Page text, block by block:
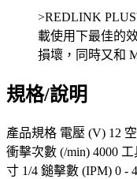
>REDLINK
載使用下最佳的
損壞，同時又和
規格/說明
產品規格 電壓 (V) 12
衝擊次數 (/min) 4000
寸 1/4 鎚擊數​ (IPM​) 0 -